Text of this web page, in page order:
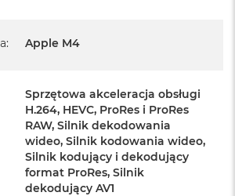
143W
do ładowania
: Apple M4
Sprzętowa akceleracja obsługi
H.264, HEVC, ProRes i ProRes
RAW, Silnik dekodowania
wideo, Silnik kodowania wideo,
Silnik kodujący i dekodujący
format ProRes, Silnik
dekodujący AV1